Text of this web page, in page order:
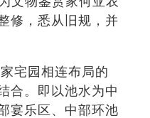
修，悉从旧规，并
宅园相连布局的
合。即以池水为中
宴乐区、中部环池